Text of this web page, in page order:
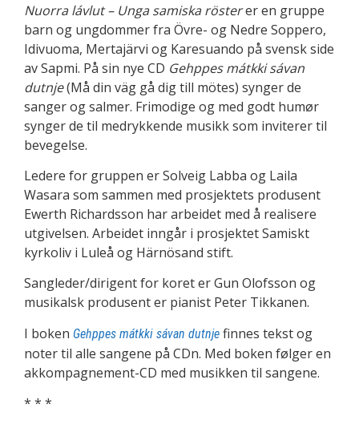
Nuorra lávlut – Unga samiska rösterer en gruppe
barn og ungdommer fra Övre- og Nedre Soppero,
Idivuoma, Mertajärvi og Karesuando på svensk side
av Sapmi. På sin nye CD Gehppes mátkki sávan
dutnje(Må din väg gå dig till mötes) synger de
sanger og salmer. Frimodige og med godt humør
synger de til medrykkende musikk som inviterer til
bevegelse.
Ledere for gruppen er Solveig Labba og Laila
Wasara som sammen med prosjektets produsent
Ewerth Richardsson har arbeidet med å realisere
utgivelsen. Arbeidet inngår i prosjektet Samiskt
kyrkoliv i Luleå og Härnösand stift.
Sangleder/dirigent for koret er Gun Olofsson og
musikalsk produsent er pianist Peter Tikkanen.
I boken Gehppes mátkki sávan dutnje finnes tekst og
noter til alle sangene på CDn. Med boken følger en
akkompagnement-CD med musikken til sangene.
* * *